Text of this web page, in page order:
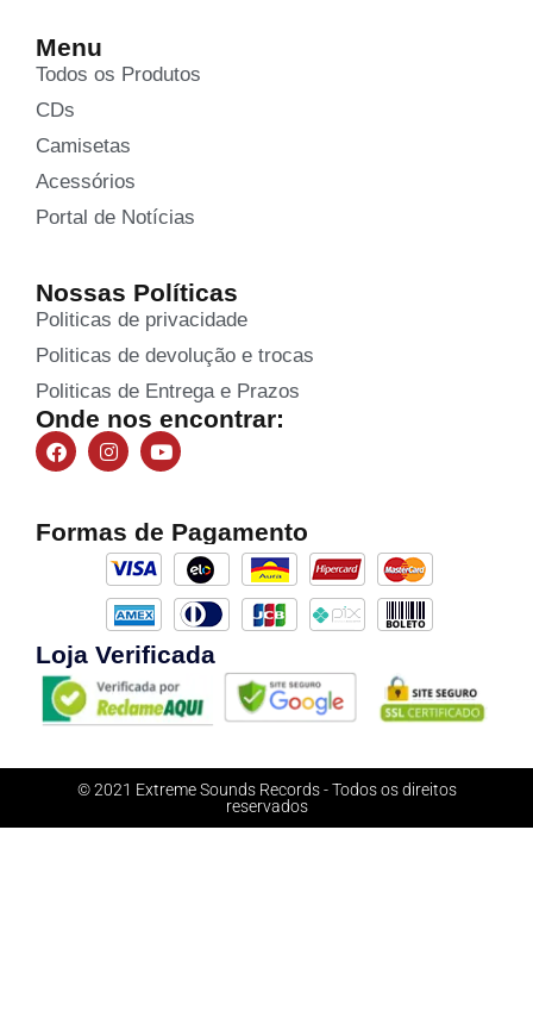
Menu
Todos os Produtos
CDs
Camisetas
Acessórios
Portal de Notícias
Nossas Políticas
Politicas de privacidade
Politicas de devolução e trocas
Politicas de Entrega e Prazos
Onde nos encontrar:
Formas de Pagamento
Loja Verificada
© 2021 Extreme Sounds Records - Todos os direitos
reservados